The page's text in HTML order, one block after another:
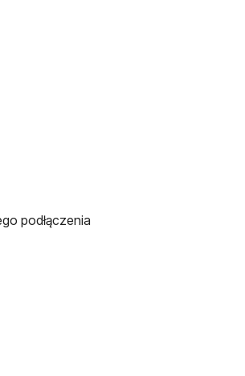
podłączenia